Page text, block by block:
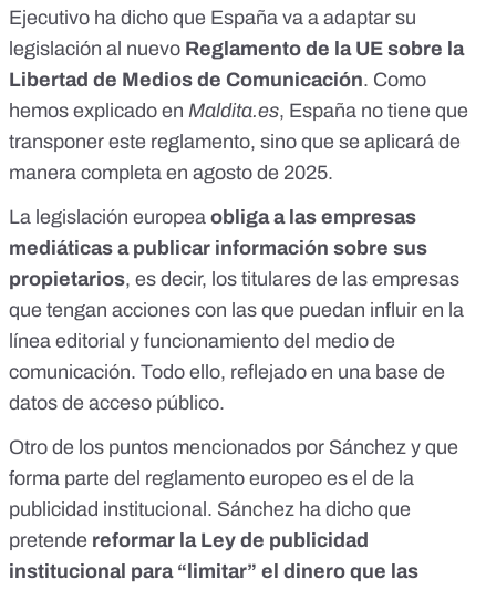
Ejecutivo ha dicho que España va a adaptar su
legislación al nuevo Reglamento de la UE sobre la
Libertad de Medios de Comunicación. Como
hemos explicado en Maldita.es, España no tiene que
transponer este reglamento, sino que se aplicará de
manera completa en agosto de 2025.
La legislación europea obliga a las empresas
mediáticas a publicar información sobre sus
propietarios, es decir, los titulares de las empresas
que tengan acciones con las que puedan influir en la
línea editorial y funcionamiento del medio de
comunicación. Todo ello, reflejado en una base de
datos de acceso público.
Otro de los puntos mencionados por Sánchez y que
forma parte del reglamento europeo es el de la
publicidad institucional. Sánchez ha dicho que
pretende reformar la Ley de publicidad
institucional para “limitar” el dinero que las